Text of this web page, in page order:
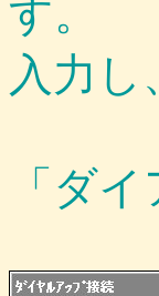
す
入力し
「ダ